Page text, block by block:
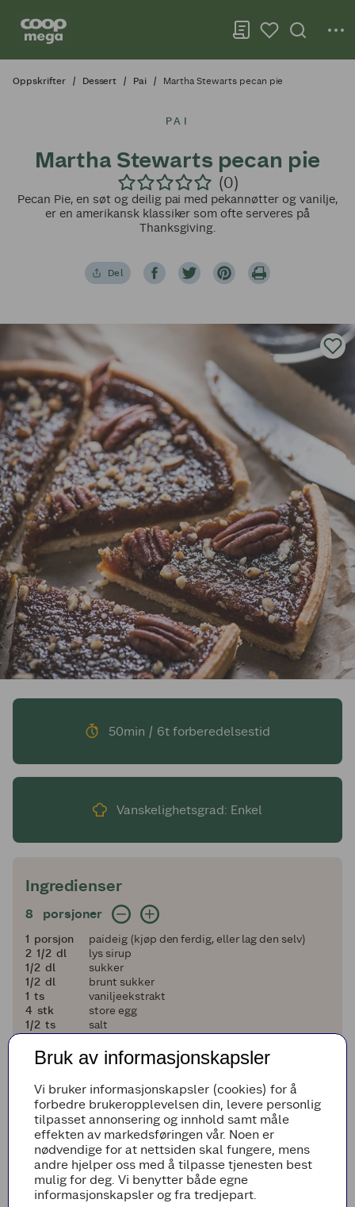
Oppskrifter Dessert Pai Martha Stewarts pecan pie
PAI
Martha Stewarts pecan pie
(0)
Pecan Pie, en søt og deilig pai med pekannøtter og vanilje,
er en amerikansk klassiker som ofte serveres på
Thanksgiving.
Del
50min / 6t forberedelsestid
Vanskelighetsgrad: Enkel
Ingredienser
8 porsjoner
8 porsjoner
11 porsjon
paideig (kjøp den ferdig, eller lag den selv)
2 og en halv
2 1/2 dl
lys sirup
en halv
1/2 dl
sukker
en halv
1/2 dl
brunt sukker
11 ts
vaniljeekstrakt
4
4 stk
store egg
en halv
1/2 ts
salt
220
220 g pekannøtter (hakket, spar noen hele til pynt)
Legg til i handleliste
Fremgangsmetode
Forvarm ovnen til 180 grader.
Bruk av informasjonskapsler
Vi bruker informasjonskapsler (cookies) for å
forbedre brukeropplevelsen din, levere personlig
tilpasset annonsering og innhold samt måle
effekten av markedsføringen vår. Noen er
nødvendige for at nettsiden skal fungere, mens
andre hjelper oss med å tilpasse tjenesten best
mulig for deg. Vi benytter både egne
informasjonskapsler og fra tredjepart.